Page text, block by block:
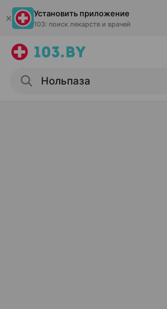
Установить приложение
103: поиск лекарств и врачей